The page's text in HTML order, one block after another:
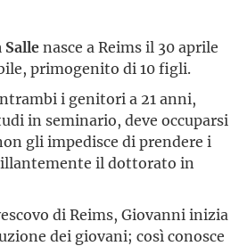
Sallenasce a Reims il 30 aprile
primogenito di 10 figli.
i genitori a 21 anni,
in seminario, deve occuparsi
gli impedisce di prendere i
il dottorato in
di Reims, Giovanni inizia
dei giovani; così conosce